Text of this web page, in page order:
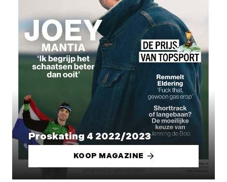
Proskating 4 2022/2023
KOOP MAGAZINE